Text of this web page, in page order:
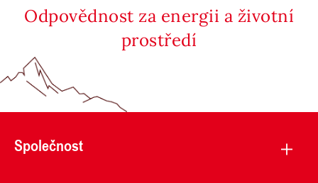
Odpovědnost za energii a životní
prostředí
Společnost